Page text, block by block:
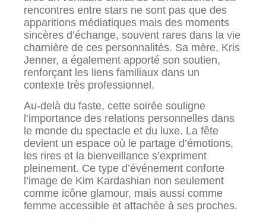
rencontres entre stars ne sont pas que des
apparitions médiatiques mais des moments
sincères d’échange, souvent rares dans la vie
charnière de ces personnalités. Sa mère, Kris
Jenner, a également apporté son soutien,
renforçant les liens familiaux dans un
contexte très professionnel.
Au-delà du faste, cette soirée souligne
l’importance des relations personnelles dans
le monde du spectacle et du luxe. La fête
devient un espace où le partage d’émotions,
les rires et la bienveillance s’expriment
pleinement. Ce type d’événement conforte
l’image de Kim Kardashian non seulement
comme icône glamour, mais aussi comme
femme accessible et attachée à ses proches.